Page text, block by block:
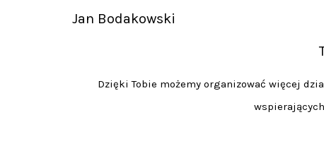
Jan Bodakowski
Dzięki Tobie możemy organizować więcej